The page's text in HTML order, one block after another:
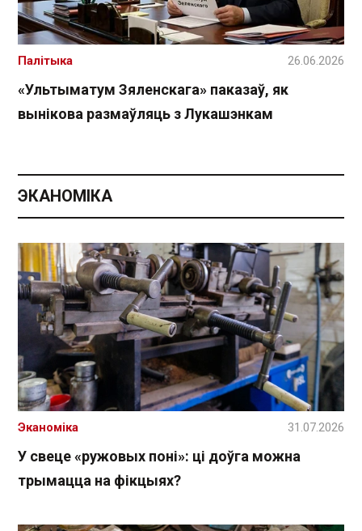
«Ультыматум Зяленскага» паказаў, як
вынікова размаўляць з Лукашэнкам
Палітыка 26.06.2026
ЭКАНОМІКА
У свеце «ружовых поні»: ці доўга можна
трымацца на фікцыях?
Эканоміка 31.07.2026